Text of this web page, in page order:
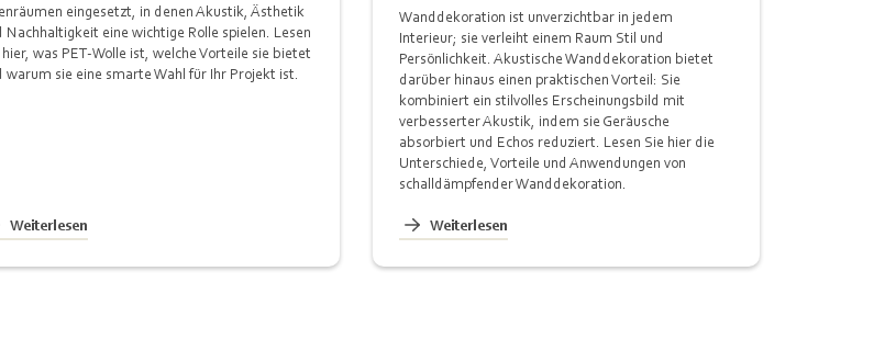
eingesetzt, in denen Akustik, Ästhetik
Nachhaltigkeit eine wichtige Rolle spielen. Lesen
hier, was PET-Wolle ist, welche Vorteile sie bietet
warum sie eine smarte Wahl für Ihr Projekt ist.
Weiterlesen
Wanddekoration ist unverzichtbar in jedem
Interieur; sie verleiht einem Raum Stil und
Persönlichkeit. Akustische Wanddekoration bietet
darüber hinaus einen praktischen Vorteil: Sie
kombiniert ein stilvolles Erscheinungsbild mit
verbesserter Akustik, indem sie Geräusche
absorbiert und Echos reduziert. Lesen Sie hier die
Unterschiede, Vorteile und Anwendungen von
schalldämpfender Wanddekoration.
Weiterlesen